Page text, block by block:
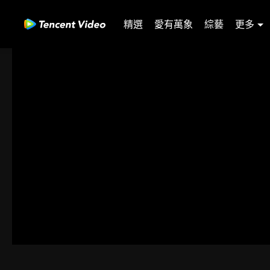
精選 愛有萬象 綜藝 更多